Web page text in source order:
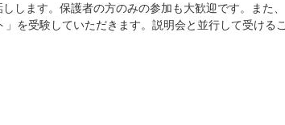
します。保護者の方のみの参加も大歓迎です。また、
を受験していただきます。説明会と並行して受けるこ